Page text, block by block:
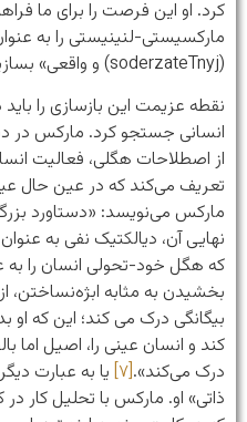
کرد. او این فرصت را برای ما
مارکسیستی-لنینیستی را به
(soderzateTnyj) و واقعی» بسازیم.
نقطه عزیمت این بازسازی را
از اصطلاحات هگلی، فعالیت
تعریف می‌کند که در عین حال
مارکس می‌نویسد: «دستاورد
نهایی آن، دیالکتیک نفی به
که هگل خود-تحولی انسان را به
بخشیدن به مثابه ابژه‌نساختن،
بیگانگی درک می کند؛ این که
کند و انسان عینی را، اصیل اما
درک می‌کند».[۷]
یا به عبارت
ذاتی» او. مارکس با تحلیل کار